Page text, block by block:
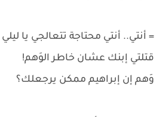
= أنتي.. أنتي محتاجة تتعالجي يا ليلي
قتلتي إبنك عشان خاطر الوَهم!
وَهم إن إبراهيم ممكن يرجعلك؟